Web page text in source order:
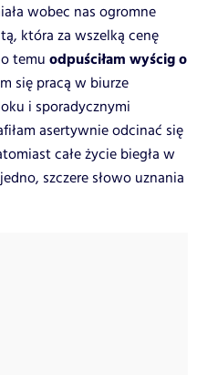
wobec nas ogromne
która za wszelką cenę
temu odpuściłam wyścig o
się pracą w biurze
i sporadycznymi
asertywnie odcinać się
całe życie biegła w
szczere słowo uznania